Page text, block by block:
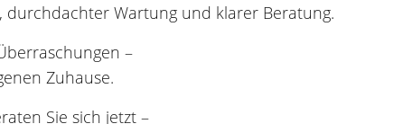
Wartung und klarer Beratung.
–
Zuhause.
Sie sich jetzt –